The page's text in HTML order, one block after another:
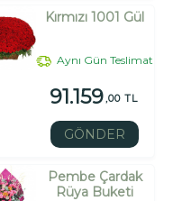
Kırmızı 1001 Gül
Aynı Gün Teslimat
91.159,00 TL
GÖNDER
Pembe Çardak
Rüya Buketi